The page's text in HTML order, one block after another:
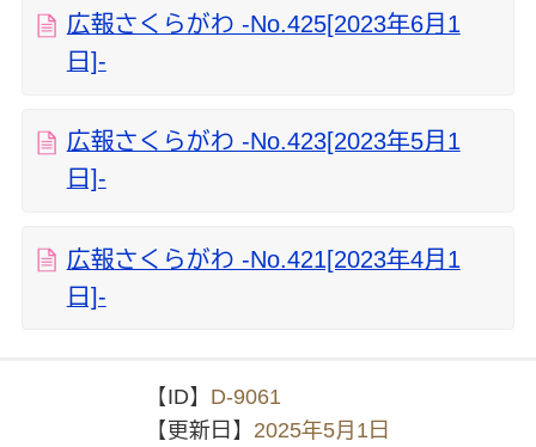
広報さくらがわ -No.425[2023年6月1
日]-
広報さくらがわ -No.423[2023年5月1
日]-
広報さくらがわ -No.421[2023年4月1
日]-
【ID】 D-9061
【更新日】 2025年5月1日